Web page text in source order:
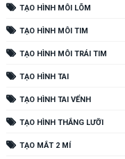
TẠO HÌNH MÔI LÕM
TẠO HÌNH MÔI TIM
TẠO HÌNH MÔI TRÁI TIM
TẠO HÌNH TAI
TẠO HÌNH TAI VỂNH
TẠO HÌNH THẮNG LƯỠI
TẠO MẮT 2 MÍ